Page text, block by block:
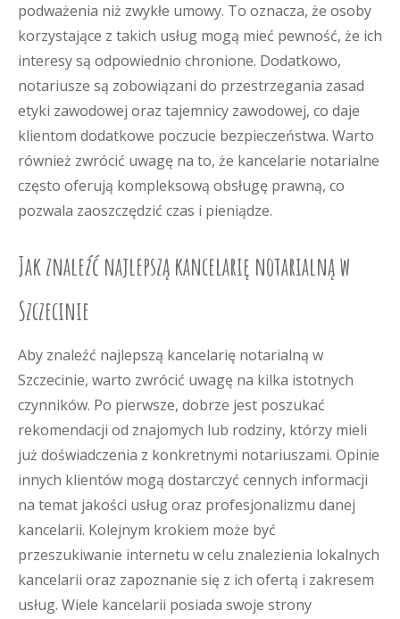
podważenia niż zwykłe umowy. To oznacza, że osoby
korzystające z takich usług mogą mieć pewność, że ich
interesy są odpowiednio chronione. Dodatkowo,
notariusze są zobowiązani do przestrzegania zasad
etyki zawodowej oraz tajemnicy zawodowej, co daje
klientom dodatkowe poczucie bezpieczeństwa. Warto
również zwrócić uwagę na to, że kancelarie notarialne
często oferują kompleksową obsługę prawną, co
pozwala zaoszczędzić czas i pieniądze.
Jak znaleźć najlepszą kancelarię notarialną w
Szczecinie
Aby znaleźć najlepszą kancelarię notarialną w
Szczecinie, warto zwrócić uwagę na kilka istotnych
czynników. Po pierwsze, dobrze jest poszukać
rekomendacji od znajomych lub rodziny, którzy mieli
już doświadczenia z konkretnymi notariuszami. Opinie
innych klientów mogą dostarczyć cennych informacji
na temat jakości usług oraz profesjonalizmu danej
kancelarii. Kolejnym krokiem może być
przeszukiwanie internetu w celu znalezienia lokalnych
kancelarii oraz zapoznanie się z ich ofertą i zakresem
usług. Wiele kancelarii posiada swoje strony